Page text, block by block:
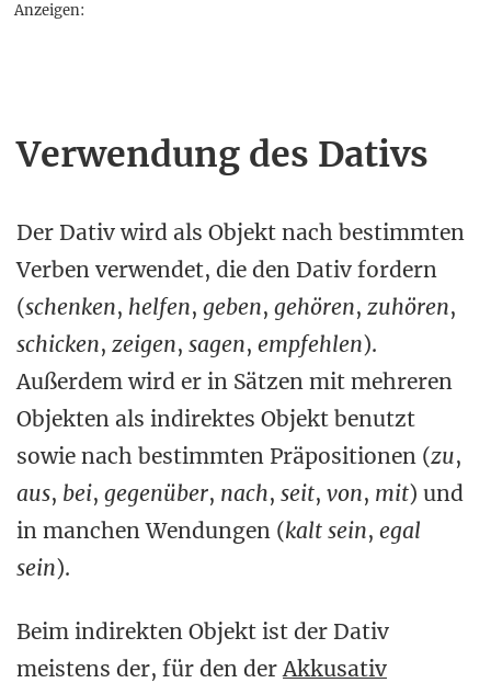
Anzeigen:
Verwendung des Dativs
Der Dativ wird als Objekt nach bestimmten
Verben verwendet, die den Dativ fordern
(schenken, helfen, geben, gehören, zuhören,
schicken, zeigen, sagen, empfehlen).
Außerdem wird er in Sätzen mit mehreren
Objekten als indirektes Objekt benutzt
sowie nach bestimmten Präpositionen (zu,
aus, bei, gegenüber, nach, seit, von, mit) und
in manchen Wendungen (kalt sein, egal
sein).
Beim indirekten Objekt ist der Dativ
meistens der, für den derAkkusativ